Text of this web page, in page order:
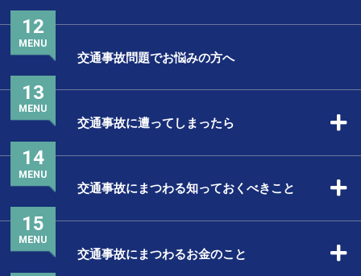
交通事故問題でお悩みの方へ
12
MENU
交通事故に遭ってしまったら
13
MENU
交通事故にまつわる知っておくべきこと
14
MENU
交通事故にまつわるお金のこと
15
MENU